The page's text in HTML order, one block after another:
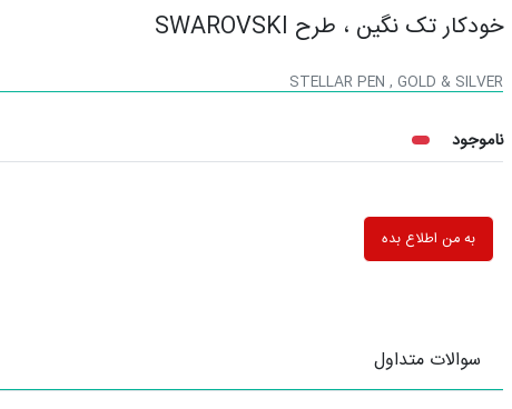
خودکار تک نگین ، طرح SWAROVSKI
STELLAR PEN , GOLD & SILVER
ناموجود
به من اطلاع بده
سوالات متداول